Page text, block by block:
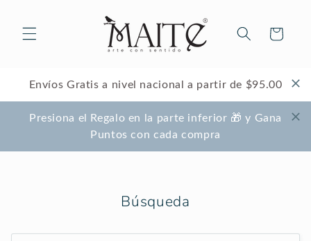
al contenido
Carrito
Envíos Gratis a nivel nacional a partir de $95.00
Presiona el Regalo en la parte inferior 🎁 y Gana
Puntos con cada compra
Búsqueda